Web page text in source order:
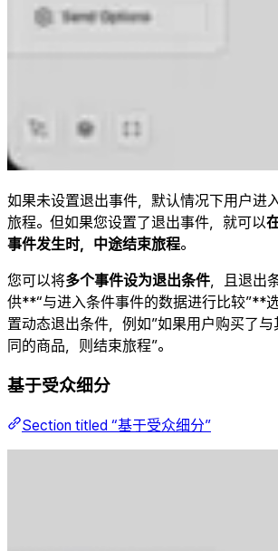
如果未设置退出事件，默认情况下用户进
旅程。但如果您设置了退出事件，就可以
事件发生时，中途结束旅程。
您可以将多个事件设为退出条件 ，且退出
供**“与进入条件事件的数据进行比较”**
置动态退出条件，例如”如果用户购买了
同的商品，则结束旅程”。
基于受众细分
Section titled “基于受众细分”